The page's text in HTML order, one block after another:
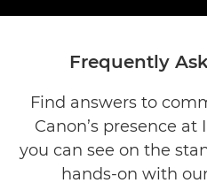
Frequently
Find answers to
Canon’s presence
you can see on the
hands-on with